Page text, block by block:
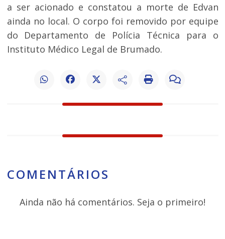
a ser acionado e constatou a morte de Edvan
ainda no local. O corpo foi removido por equipe
do Departamento de Polícia Técnica para o
Instituto Médico Legal de Brumado.
COMENTÁRIOS
Ainda não há comentários. Seja o primeiro!